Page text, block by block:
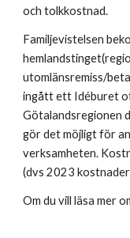
och tolkkostnad.
Familjevistelsen
utomlänsremiss/
ingått ett Idéburet
Götalandsregionen
gör det möjligt för
verksamheten.
(dvs 2023
Om du vill läsa mer